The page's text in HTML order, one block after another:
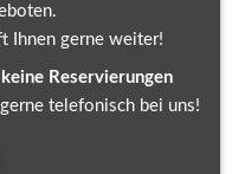
Ihnen gerne weiter!
keine Reservierungen
telefonisch bei uns!